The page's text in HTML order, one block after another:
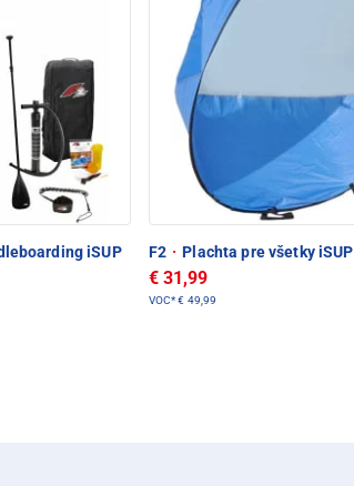
iSUP
F2 · Plachta pre všetky iSUP
€ 31,99
VOC*€ 49,99